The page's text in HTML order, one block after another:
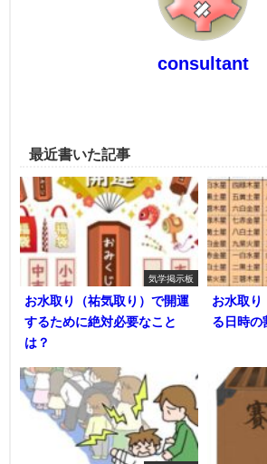
consultant
最近書いた記事
気学掲示板
お水取り（祐気取り）で開運
するために絶対必要なこと
は？
お水取り
る日時の